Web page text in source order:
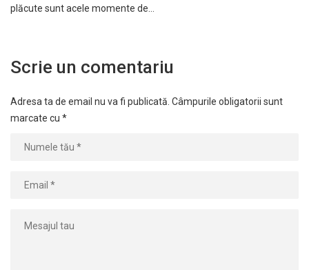
plăcute sunt acele momente de…
Scrie un comentariu
Adresa ta de email nu va fi publicată. Câmpurile obligatorii sunt
marcate cu *